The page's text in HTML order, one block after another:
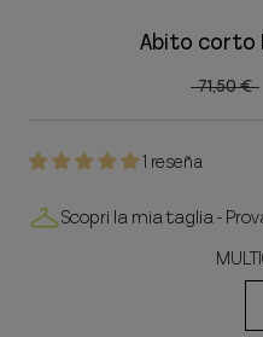
Abito corto
71,50 €
1 reseña
Scopri la mia taglia -